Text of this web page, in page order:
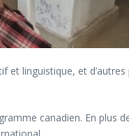
linguistique, et
canadien. En plus